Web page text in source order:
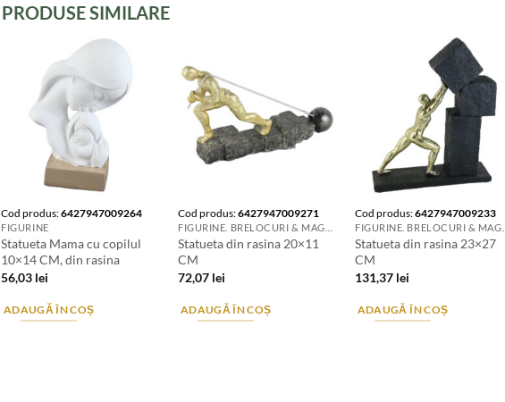
PRODUSE SIMILARE
Cod produs:6427947009264
FIGURINE
Statueta Mama cu copilul
10×14 CM, din rasina
56,03 lei
ADAUGĂ ÎN COȘ
Cod produs:6427947009271
Statueta din rasina 20×11
CM
72,07 lei
ADAUGĂ ÎN COȘ
Cod produs:6427947009233
Statueta din rasina 23×27
CM
131,37 lei
ADAUGĂ ÎN COȘ